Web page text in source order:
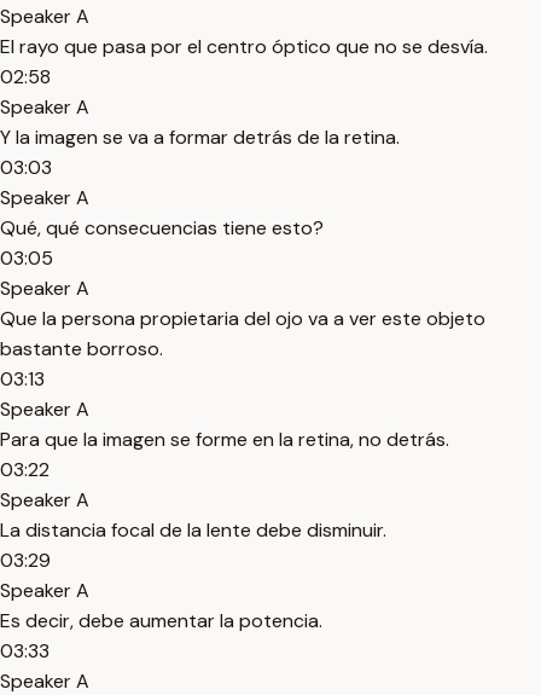
Speaker A
El rayo que pasa por el centro óptico que no se desvía.
02:58
Speaker A
Y la imagen se va a formar detrás de la retina.
03:03
Speaker A
Qué, qué consecuencias tiene esto?
03:05
Speaker A
Que la persona propietaria del ojo va a ver este objeto
bastante borroso.
03:13
Speaker A
Para que la imagen se forme en la retina, no detrás.
03:22
Speaker A
La distancia focal de la lente debe disminuir.
03:29
Speaker A
Es decir, debe aumentar la potencia.
03:33
Speaker A